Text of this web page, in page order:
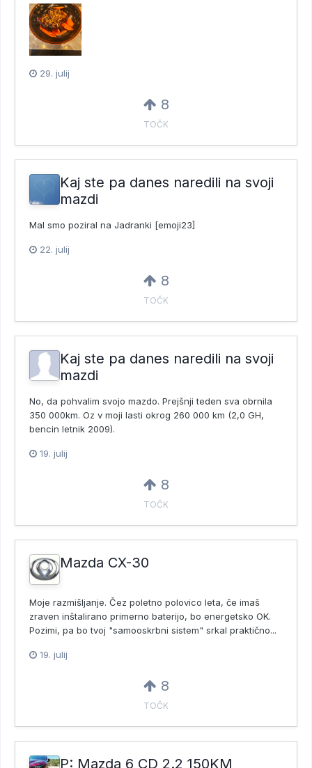
29. julij
8
TOČK
Kaj ste pa danes naredili na svoji
mazdi
Mal smo poziral na Jadranki [emoji23]
22. julij
8
TOČK
Kaj ste pa danes naredili na svoji
mazdi
No, da pohvalim svojo mazdo. Prejšnji teden sva obrnila
350 000km. Oz v moji lasti okrog 260 000 km (2,0 GH,
bencin letnik 2009).
19. julij
8
TOČK
Mazda CX-30
Moje razmišljanje. Čez poletno polovico leta, če imaš
zraven inštalirano primerno baterijo, bo energetsko OK.
Pozimi, pa bo tvoj "samooskrbni sistem" srkal praktično...
19. julij
8
TOČK
P: Mazda 6 CD 2.2 150KM